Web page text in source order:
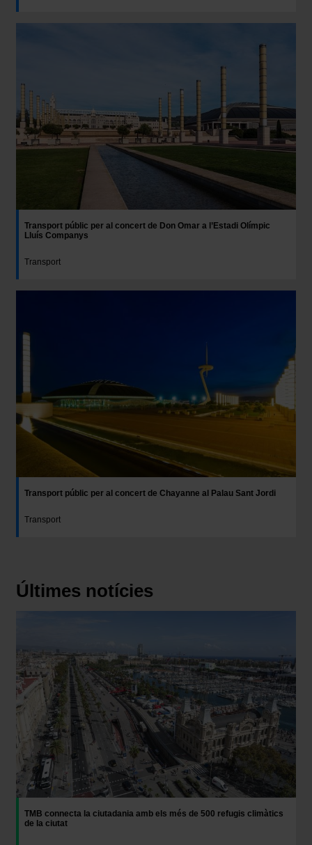
Transport públic per al concert de Don Omar a l’Estadi Olímpic
Lluís Companys
Transport
Transport públic per al concert de Chayanne al Palau Sant Jordi
Transport
Últimes notícies
TMB connecta la ciutadania amb els més de 500 refugis climàtics
de la ciutat